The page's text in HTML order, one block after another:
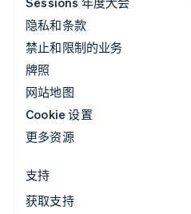
隐私和条款
禁止和限制的业务
牌照
网站地图
Cookie 设置
更多资源
支持
获取支持